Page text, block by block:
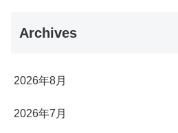
Archives
2026年8月
2026年7月